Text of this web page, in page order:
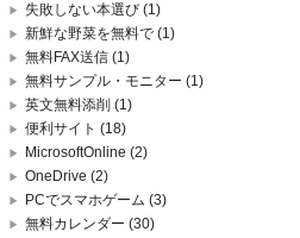
失敗しない本選び (1)
新鮮な野菜を無料で (1)
無料FAX送信 (1)
無料サンプル・モニター (1)
英文無料添削 (1)
便利サイト (18)
MicrosoftOnline (2)
OneDrive (2)
PCでスマホゲーム (3)
無料カレンダー (30)